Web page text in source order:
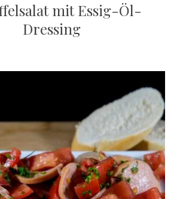
mit Essig-Öl-
Dressing